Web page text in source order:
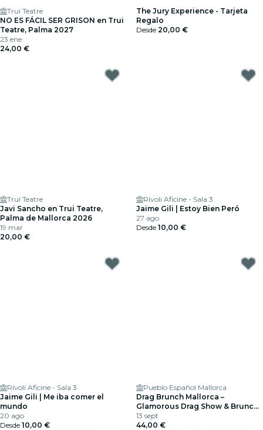
Trui Teatre
NO ES FÁCIL SER GRISON en Trui
Teatre, Palma 2027
23 ene
24,00 €
The Jury Experience - Tarjeta
Regalo
Desde 20,00 €
Trui Teatre
Javi Sancho en Trui Teatre,
Palma de Mallorca 2026
19 mar
20,00 €
Rívoli Aficine - Sala 3
Jaime Gili | Estoy Bien Peró
27 ago
Desde 10,00 €
Rívoli Aficine - Sala 3
Jaime Gili | Me iba comer el
mundo
20 ago
Desde 10,00 €
Pueblo Español Mallorca
Drag Brunch Mallorca –
Glamorous Drag Show & Brunch
in Palma
13 sept
44,00 €